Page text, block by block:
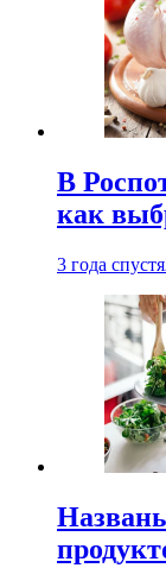
В
как
3 года спустя